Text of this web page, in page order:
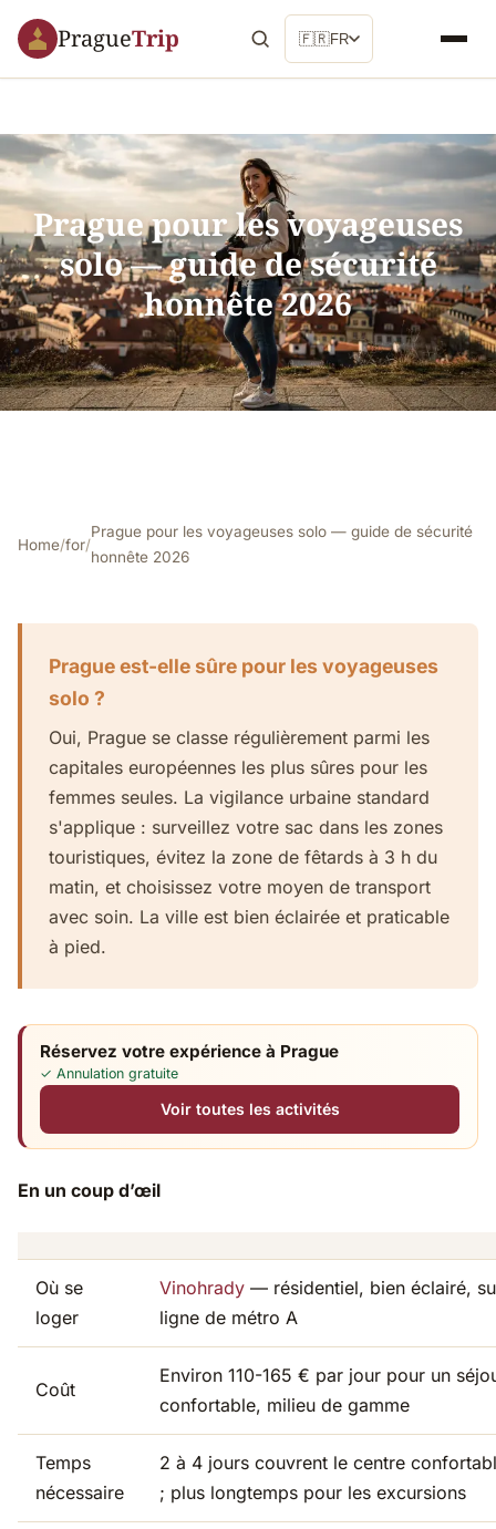
PragueTrip 🇫🇷FR
Prague pour les voyageuses
solo — guide de sécurité
honnête 2026
Home/for/
Prague pour les voyageuses solo — guide de sécurité
honnête 2026
Prague est-elle sûre pour les voyageuses
solo ?
Oui, Prague se classe régulièrement parmi les
capitales européennes les plus sûres pour les
femmes seules. La vigilance urbaine standard
s'applique : surveillez votre sac dans les zones
touristiques, évitez la zone de fêtards à 3 h du
matin, et choisissez votre moyen de transport
avec soin. La ville est bien éclairée et praticable
à pied.
Réservez votre expérience à Prague
✓ Annulation gratuite
Voir toutes les activités
En un coup d’œil
Où se
loger
Vinohrady — résidentiel, bien éclairé,
ligne de métro A
Coût
Environ 110-165 € par jour pour un
confortable, milieu de gamme
Temps
nécessaire
2 à 4 jours couvrent le centre
; plus longtemps pour les excursions